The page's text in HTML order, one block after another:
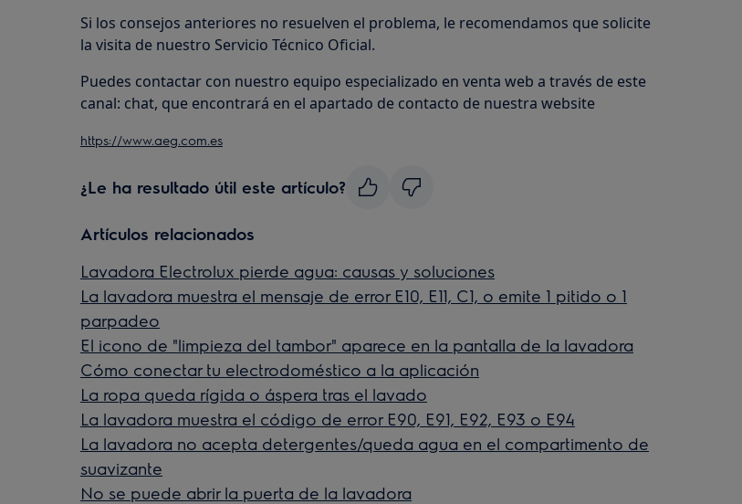
Si los consejos anteriores no resuelven el problema, le recomendamos que solicite
la visita de nuestro Servicio Técnico Oficial.
Puedes contactar con nuestro equipo especializado en venta web a través de este
canal: chat, que encontrará en el apartado de contacto de nuestra website
https://www.aeg.com.es
¿Le ha resultado útil este artículo?
Artículos relacionados
Lavadora Electrolux pierde agua: causas y soluciones
La lavadora muestra el mensaje de error E10, E11, C1, o emite 1 pitido o 1
parpadeo
El icono de "limpieza del tambor" aparece en la pantalla de la lavadora
Cómo conectar tu electrodoméstico a la aplicación
La ropa queda rígida o áspera tras el lavado
La lavadora muestra el código de error E90, E91, E92, E93 o E94
La lavadora no acepta detergentes/queda agua en el compartimento de
suavizante
No se puede abrir la puerta de la lavadora